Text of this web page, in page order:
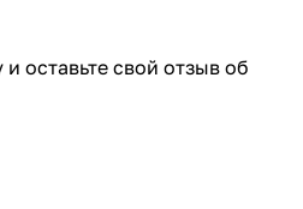
оставьте свой отзыв об